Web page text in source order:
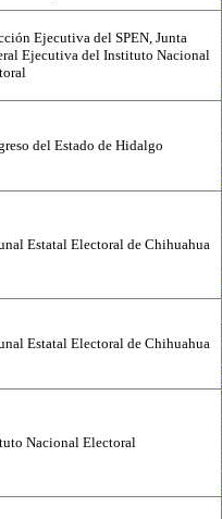
Ejecutiva del SPEN, Junta
Ejecutiva del Instituto Nacional
del Estado de Hidalgo
Estatal Electoral de Chihuahua
Estatal Electoral de Chihuahua
Nacional Electoral